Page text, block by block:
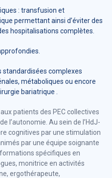
: transfusion et
permettant ainsi d’éviter des
hospitalisations complètes.
standardisées complexes
métaboliques ou encore
bariatrique .
patients des PEC collectives
l’autonomie. Au sein de l’HdJ-
cognitives par une stimulation
par une équipe soignante
spécifiques en
monitrice en activités
ergothérapeute,